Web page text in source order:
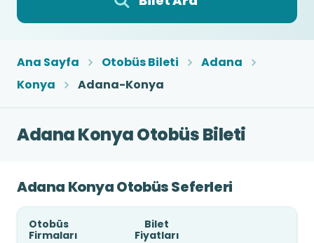
Ana Sayfa Otobüs Bileti
Adana
Konya
Adana-Konya
Adana Konya Otobüs Bileti
Adana Konya Otobüs Seferleri
Otobüs
Firmaları
Bilet
Fiyatları